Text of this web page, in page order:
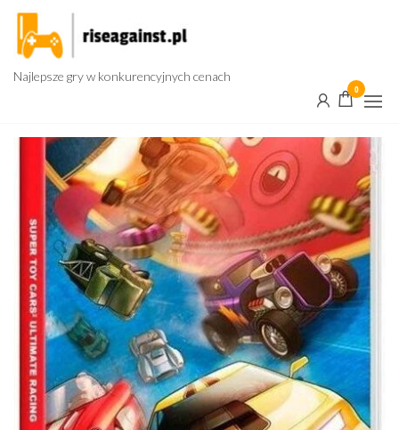
Przejdź
treści
Najlepsze gry w konkurencyjnych cenach
0